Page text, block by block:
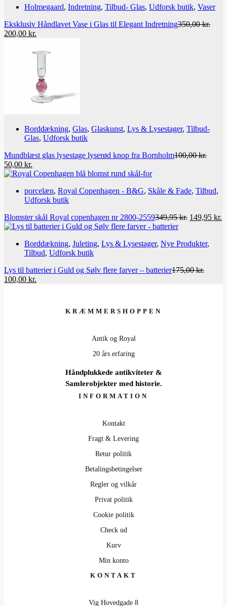
Holmegaard, Indretning, Tilbud- Glas, Udforsk butik, Vaser
Eksklusiv Håndlavet Vase i Glas til Elegant Indretning350,00kr.
Den
350,00 kr..
200,00 kr.
pris
er:
200,00 kr..
Borddækning, Glas, Glaskunst, Lys & Lysestager, Tilbud-
Glas, Udforsk butik
Mundblæst glas lysestage lyserød knop fra Bornholm100,00kr.
Den
oprindelige
100,00 kr..
50,00 kr.
aktuelle
er:
50,00 kr..
porcelæn, Royal Copenhagen - B&G, Skåle & Fade, Tilbud,
Udforsk butik
Blomster skål Royal copenhagen nr 2800-2559349,95kr. Den
var:
149,95 kr.
Borddækning, Juleting, Lys & Lysestager, Nye Produkter,
Tilbud, Udforsk butik
Lys til batterier i Guld og Sølv flere farver – batterier175,00kr.
Den
100,00 kr.
100,00 kr..KRÆMMERSHOPPEN
Antik og Royal
20 års erfaring
Håndplukkede antikviteter &
Samlerobjekter med historie.
INFORMATION
Kontakt
Fragt & Levering
Retur politik
Betalingsbetingelser
Regler og vilkår
Privat politik
Cookie politik
Check ud
Kurv
Min konto
KONTAKT
Vig Hovedgade 8